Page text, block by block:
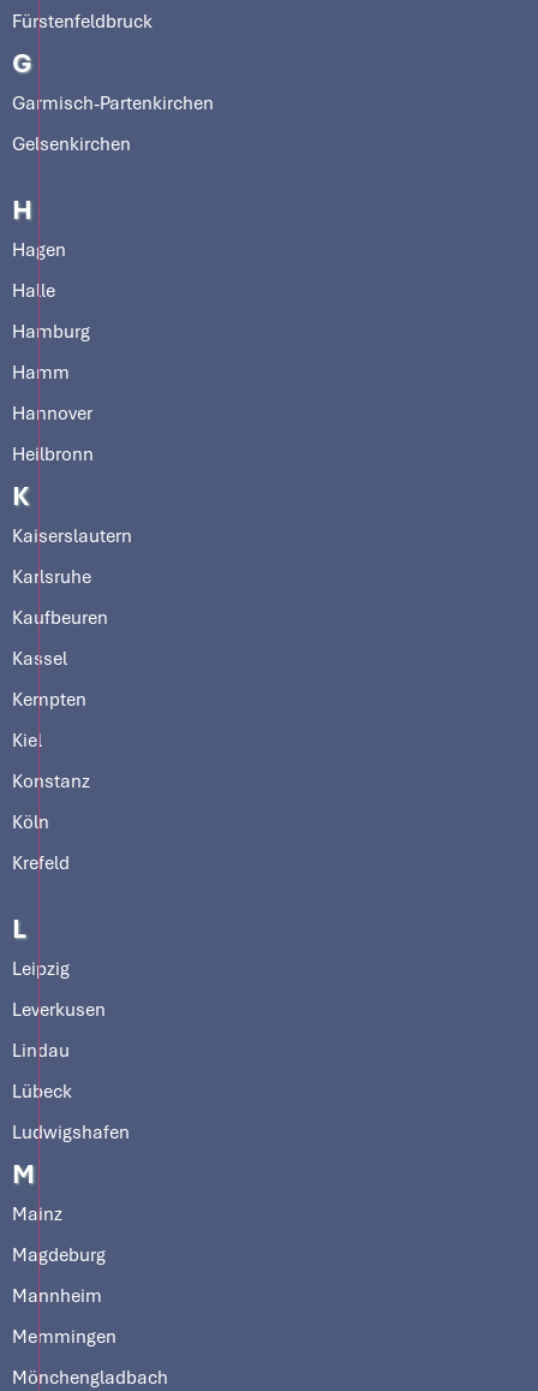
Fürstenfeldbruck
G
Garmisch-Partenkirchen
Gelsenkirchen
H
Hagen
Halle
Hamburg
Hamm
Hannover
Heilbronn
K
Kaiserslautern
Karlsruhe
Kaufbeuren
Kassel
Kempten
Kiel
Konstanz
Köln
Krefeld
L
Leipzig
Leverkusen
Lindau
Lübeck
Ludwigshafen
M
Mainz
Magdeburg
Mannheim
Memmingen
Mönchengladbach